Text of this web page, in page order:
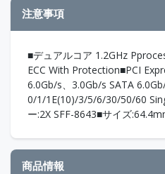
注意事項
■デュアルコア 1.2GHz
ECC With Protection■PCI
6.0Gb/s、3.0Gb/s SATA
0/1/1E(10)/3/5/6/30/50/60
ー:2X SFF-8643■サイズ
商品情報